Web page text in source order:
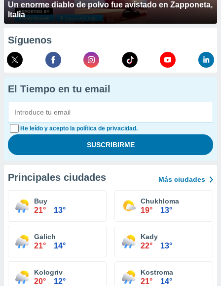
Un enorme diablo de polvo fue avistado en Zapponeta,
Italia
Síguenos
El Tiempo en tu email
He leído y acepto la política de privacidad.
Principales ciudades Más ciudades
Buy
21° 13°
Chukhloma
19° 13°
Galich
21° 14°
Kady
22° 13°
Kologriv
20° 12°
Kostroma
21° 14°